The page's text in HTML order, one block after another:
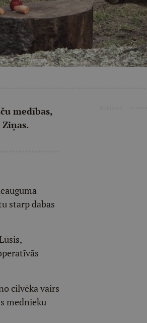
medības,
starp dabas
cilvēka vairs
mednieku